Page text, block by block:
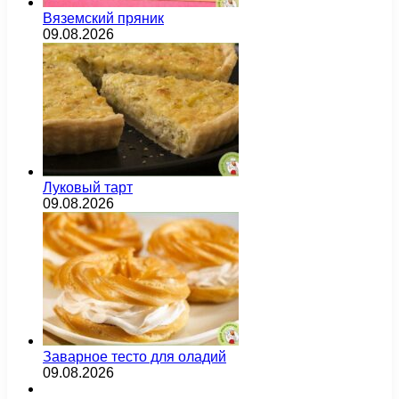
Вяземский пряник
09.08.2026
Луковый тарт
09.08.2026
Заварное тесто для оладий
09.08.2026